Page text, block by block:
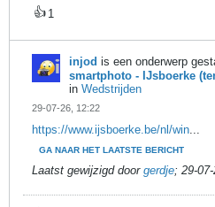
👍 1
injod is een onderwerp
smartphoto - IJsboerke
in Wedstrijden
29-07-26, 12:22
https://www.ijsboerke.be/nl/win...
GA NAAR HET LAATSTE BERICHT
Laatst gewijzigd door gerdje; 29-